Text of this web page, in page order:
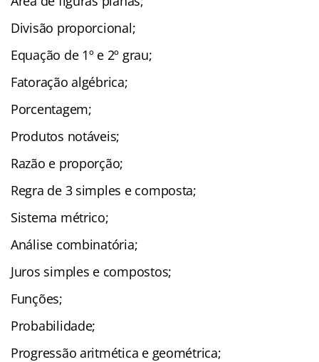
Divisão proporcional;
Equação de 1º e 2º grau;
Fatoração algébrica;
Porcentagem;
Produtos notáveis;
Razão e proporção;
Regra de 3 simples e composta;
Sistema métrico;
Análise combinatória;
Juros simples e compostos;
Funções;
Probabilidade;
Progressão aritmética e geométrica;